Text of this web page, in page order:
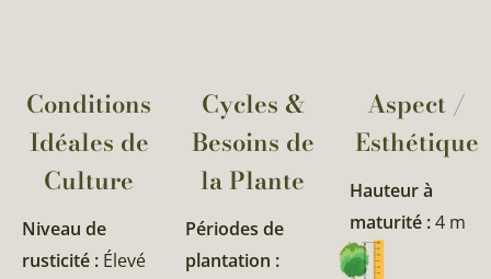
Conditions
Idéales de
Culture
Niveau de
rusticité : Élevé
Cycles &
Besoins de
la Plante​
Périodes de
plantation :
Aspect /
Esthétique
Hauteur à
maturité :4 m